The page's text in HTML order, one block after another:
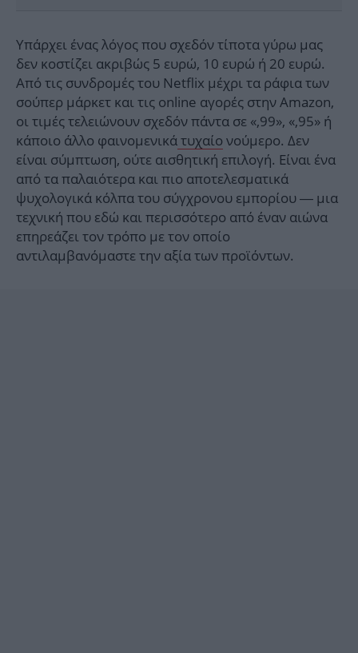
Υπάρχει ένας λόγος που σχεδόν τίποτα γύρω μας
δεν κοστίζει ακριβώς 5 ευρώ, 10 ευρώ ή 20 ευρώ.
Από τις συνδρομές του Netflix μέχρι τα ράφια των
σούπερ μάρκετ και τις online αγορές στην Amazon,
οι τιμές τελειώνουν σχεδόν πάντα σε «,99», «,95» ή
κάποιο άλλο φαινομενικάτυχαίο νούμερο. Δεν
είναι σύμπτωση, ούτε αισθητική επιλογή. Είναι ένα
από τα παλαιότερα και πιο αποτελεσματικά
ψυχολογικά κόλπα του σύγχρονου εμπορίου — μια
τεχνική που εδώ και περισσότερο από έναν αιώνα
επηρεάζει τον τρόπο με τον οποίο
αντιλαμβανόμαστε την αξία των προϊόντων.